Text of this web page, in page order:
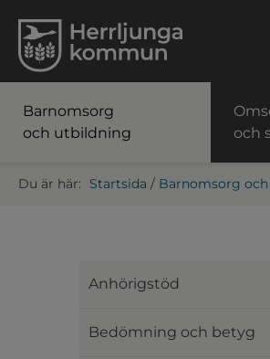
Barnomsorg
och utbildning
och
Startsida / Barnomsorg
Anhörigstöd
Bedömning och betyg